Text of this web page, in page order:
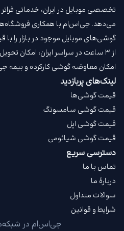
تخصصی موبایل در ایران، خدماتی
می‌دهد. جی‌اس‌ام با همکاری
گوشی‌های موبایل موجود در بازار را
از ۳ ساعت در سراسر ایران، امکان
امکان معاوضه گوشی کارکرده و
لینک‌های پربازدید
قیمت گوشی‌ها
قیمت گوشی سامسونگ
قیمت گوشی اپل
قیمت گوشی شیائومی
دسترسی سریع
تماس با ما
دربارهٔ ما
سوالات متداول
شرایط و قوانین
جی‌اس‌ام در